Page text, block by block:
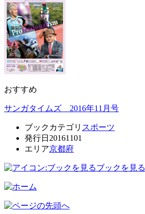
おすすめ
サンガタイムズ 2016年11月号
ブックカテゴリ スポーツ
発行日 20161101
エリア京都府
ブックを見る